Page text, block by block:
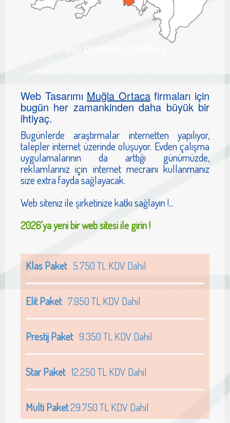
Web Tasarımı Muğla Ortaca
Web TasarımıMuğla Ortacafirmaları için
bugün her zamankinden daha büyük bir
ihtiyaç.
Bugünlerde araştırmalar internetten yapılıyor,
talepler internet üzerinde oluşuyor. Evden çalışma
uygulamalarının da arttığı günümüzde,
reklamlarınız için internet mecraını kullanmanız
size extra fayda sağlayacak.
Web siteniz ile şirketinize katkı sağlayın !...
2026'ya yeni bir web sitesi ile girin !
Klas Paket5.750 TL KDV Dahil
Elit Paket7.950 TL KDV Dahil
Prestij Paket9.350 TL KDV Dahil
Star Paket12.250 TL KDV Dahil
Multi Paket29.750 TL KDV Dahil